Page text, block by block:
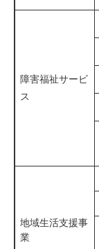
障害福祉サービ
ス
地域生活支援事
業